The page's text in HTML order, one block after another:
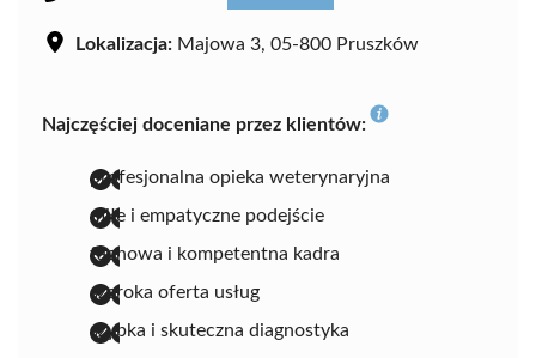
Lokalizacja: Majowa 3, 05-800 Pruszków
Najczęściej doceniane przez klientów:
profesjonalna opieka weterynaryjna
miłe i empatyczne podejście
fachowa i kompetentna kadra
szeroka oferta usług
szybka i skuteczna diagnostyka